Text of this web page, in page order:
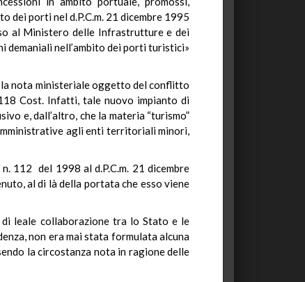
dei porti nel d.P.C.m. 21 dicembre 1995
al Ministero delle Infrastrutture e dei
nell’ambito dei porti turistici»
la nota ministeriale oggetto del conflitto
Cost. Infatti, tale nuovo impianto di
e, dall’altro, che la materia “turismo”
agli enti territoriali minori,
112 del 1998 al d.P.C.m. 21 dicembre
al di là della portata che esso viene
leale collaborazione tra lo Stato e le
non era mai stata formulata alcuna
la circostanza nota in ragione delle